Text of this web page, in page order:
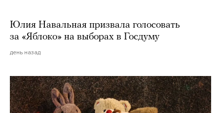
Юлия Навальная призвала голосовать
за «Яблоко» на выборах в Госдуму
день назад